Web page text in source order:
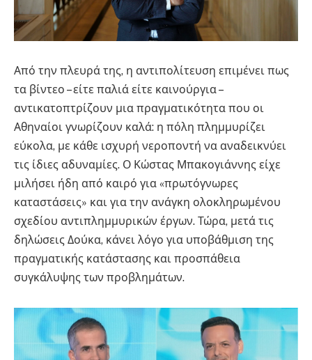
Από την πλευρά της, η αντιπολίτευση επιμένει πως
τα βίντεο – είτε παλιά είτε καινούργια –
αντικατοπτρίζουν μια πραγματικότητα που οι
Αθηναίοι γνωρίζουν καλά: η πόλη πλημμυρίζει
εύκολα, με κάθε ισχυρή νεροποντή να αναδεικνύει
τις ίδιες αδυναμίες. Ο Κώστας Μπακογιάννης είχε
μιλήσει ήδη από καιρό για «πρωτόγνωρες
καταστάσεις» και για την ανάγκη ολοκληρωμένου
σχεδίου αντιπλημμυρικών έργων. Τώρα, μετά τις
δηλώσεις Δούκα, κάνει λόγο για υποβάθμιση της
πραγματικής κατάστασης και προσπάθεια
συγκάλυψης των προβλημάτων.